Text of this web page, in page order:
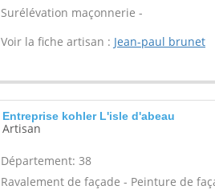
Surélévation maçonnerie -
Voir la fiche artisan : Jean-paul brunet
Entreprise kohler L'isle d'abeau
Artisan
Département: 38
Ravalement de façade - Peinture de